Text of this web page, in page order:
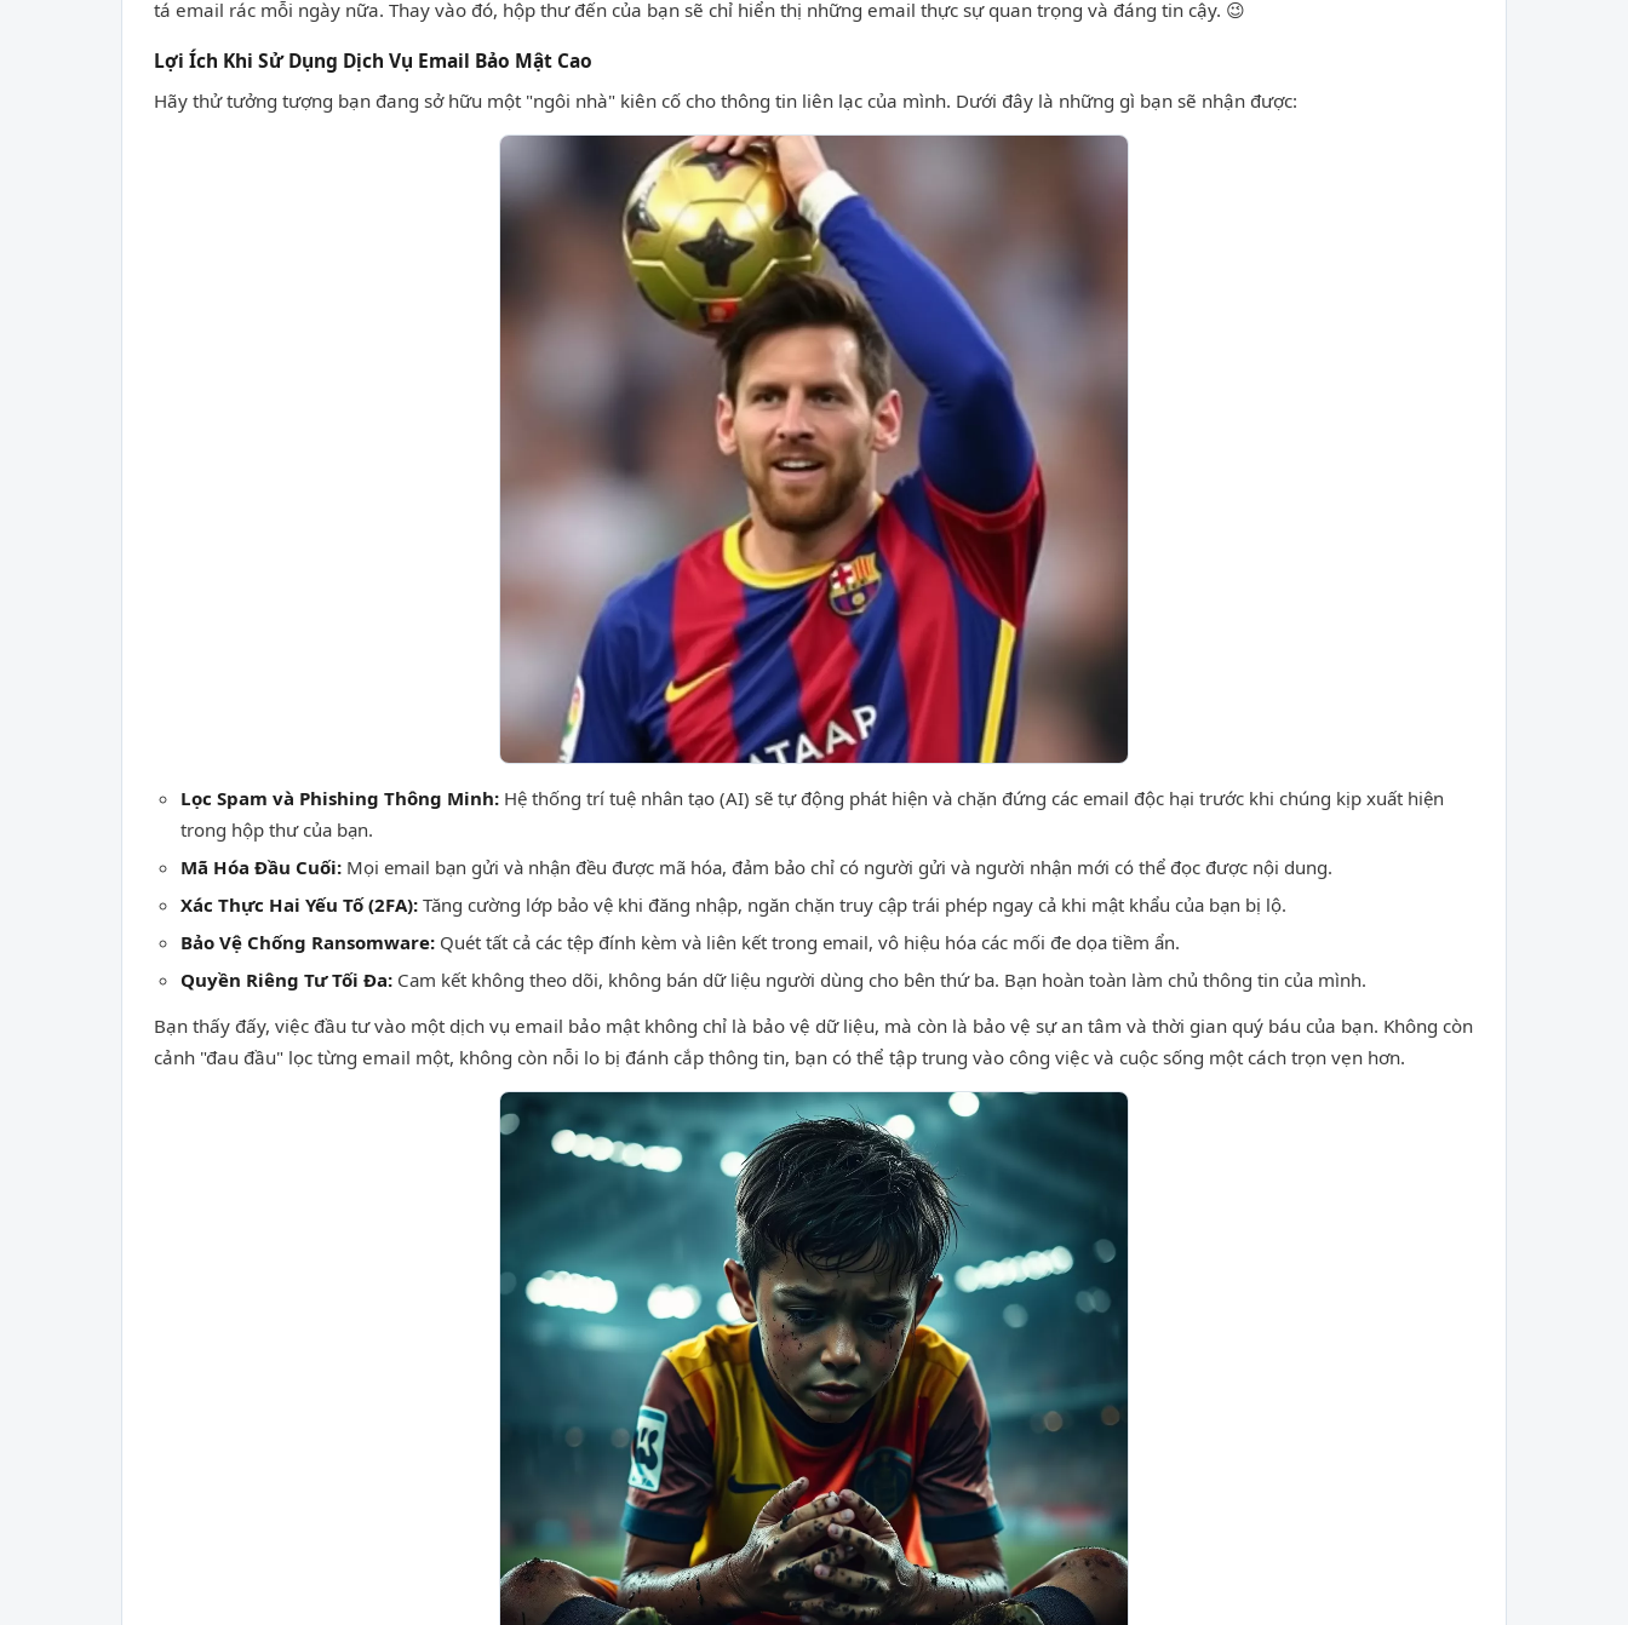
tá email rác mỗi ngày nữa. Thay vào đó, hộp thư đến của bạn sẽ chỉ hiển thị những email thực sự quan trọng và đáng tin cậy. 😉
Lợi Ích Khi Sử Dụng Dịch Vụ Email Bảo Mật Cao
Hãy thử tưởng tượng bạn đang sở hữu một "ngôi nhà" kiên cố cho thông tin liên lạc của mình. Dưới đây là những gì bạn sẽ nhận được:
Lọc Spam và Phishing Thông Minh: Hệ thống trí tuệ nhân tạo (AI) sẽ tự động phát hiện và chặn đứng các email độc hại trước khi chúng kịp xuất hiện
trong hộp thư của bạn.
Mã Hóa Đầu Cuối: Mọi email bạn gửi và nhận đều được mã hóa, đảm bảo chỉ có người gửi và người nhận mới có thể đọc được nội dung.
Xác Thực Hai Yếu Tố (2FA): Tăng cường lớp bảo vệ khi đăng nhập, ngăn chặn truy cập trái phép ngay cả khi mật khẩu của bạn bị lộ.
Bảo Vệ Chống Ransomware: Quét tất cả các tệp đính kèm và liên kết trong email, vô hiệu hóa các mối đe dọa tiềm ẩn.
Quyền Riêng Tư Tối Đa: Cam kết không theo dõi, không bán dữ liệu người dùng cho bên thứ ba. Bạn hoàn toàn làm chủ thông tin của mình.
Bạn thấy đấy, việc đầu tư vào một dịch vụ email bảo mật không chỉ là bảo vệ dữ liệu, mà còn là bảo vệ sự an tâm và thời gian quý báu của bạn. Không còn
cảnh "đau đầu" lọc từng email một, không còn nỗi lo bị đánh cắp thông tin, bạn có thể tập trung vào công việc và cuộc sống một cách trọn vẹn hơn.